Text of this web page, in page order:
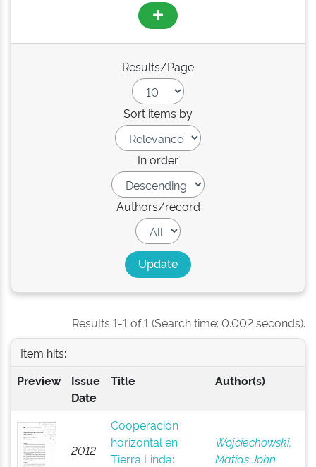
Results/Page
Sort items by
In order
Authors/record
Results 1-1 of 1 (Search time: 0.002 seconds).
Item hits:
Preview
Issue
Date
Title Author(s)
2012
Cooperación
horizontal en
Tierra Linda:
Wojciechowski,
Matias John